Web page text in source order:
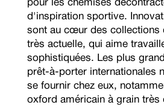
pour les chemises
d'inspiration sportive.
sont au cœur des collections
très actuelle, qui aime
sophistiquées. Les plus
prêt-à-porter internationales
se fournir chez eux,
oxford américain à grain très